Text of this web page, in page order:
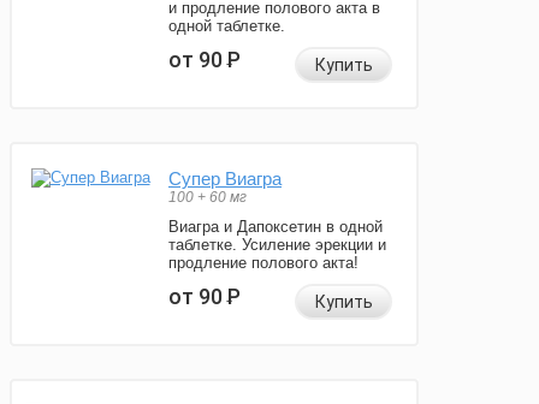
и продление полового акта в
одной таблетке.
от 90Р Купить
Супер Виагра
100 + 60 мг
Виагра и Дапоксетин в одной
таблетке. Усиление эрекции и
продление полового акта!
от 90Р Купить